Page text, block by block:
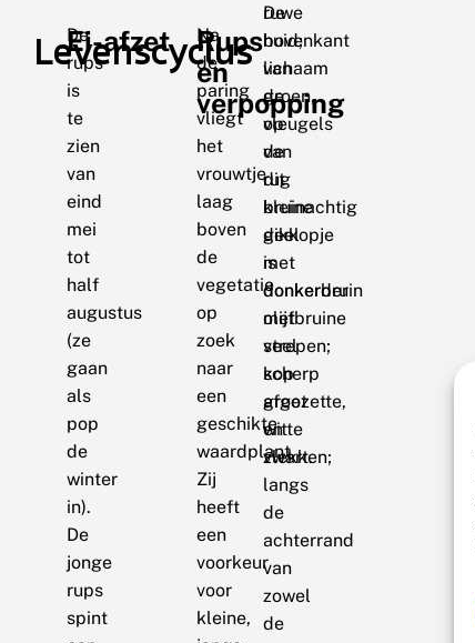
Levenscyclus
De
rups
is
te
zien
van
eind
mei
tot
half
augustus
(ze
gaan
als
pop
de
winter
in).
De
jonge
rups
spint
Ei-afzet
Na
de
paring
vliegt
het
vrouwtje
laag
boven
de
vegetatie
op
zoek
naar
een
geschikte
waardplant.
Zij
heeft
een
voorkeur
voor
kleine,
Rups
en
verpopping
De
bovenkant
van
de
vleugels
van
dit
kleine
dikkopje
is
donkerbruin
met
veel
scherp
afgezette,
witte
vlekken;
langs
de
achterrand
van
zowel
de
ruwe
huid;
lichaam
groen,
op
de
rug
bruinachtig
geel
met
donkerder
olijfbruine
strepen;
kop
groot
en
zwart.